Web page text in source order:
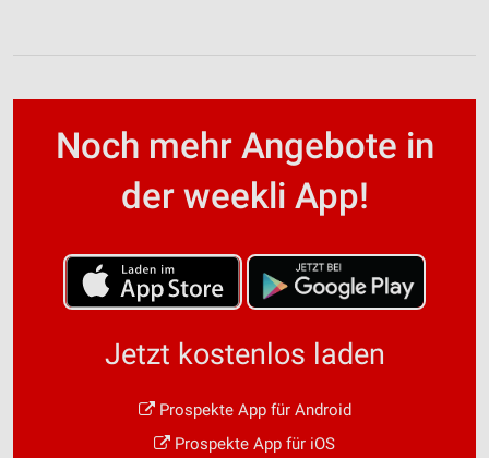
Noch mehr Angebote in
der weekli App!
Jetzt kostenlos laden
Prospekte App für Android
Prospekte App für iOS